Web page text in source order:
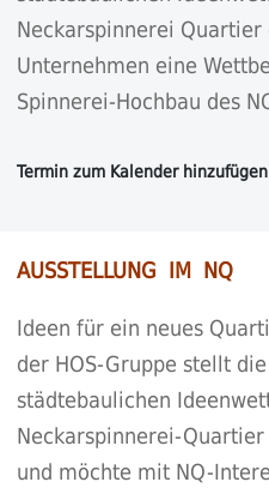
Neckarspinnerei
Unternehmen eine
Spinnerei-Hochbau des
AUSSTELLUNG IM NQ
Ideen für ein neues
der HOS-Gruppe stellt
städtebaulichen
Neckarspinnerei-
und möchte mit NQ-